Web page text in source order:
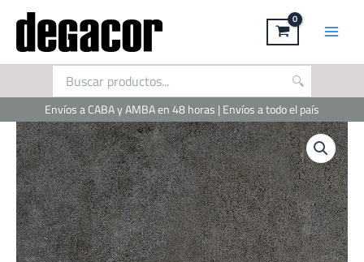
contenido
Envíos a CABA y AMBA en 48 horas | Envíos a todo el país